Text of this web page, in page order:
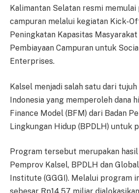
Kalimantan Selatan resmi memulai
campuran melalui kegiatan Kick-
Peningkatan Kapasitas Masyarakat
Pembiayaan Campuran untuk
Enterprises.
Kalsel menjadi salah satu dari
Indonesia yang memperoleh dana
Finance Model (BFM) dari Badan
Lingkungan Hidup (BPDLH) untuk
Program tersebut merupakan
Pemprov Kalsel, BPDLH dan
Institute (GGGI). Melalui program